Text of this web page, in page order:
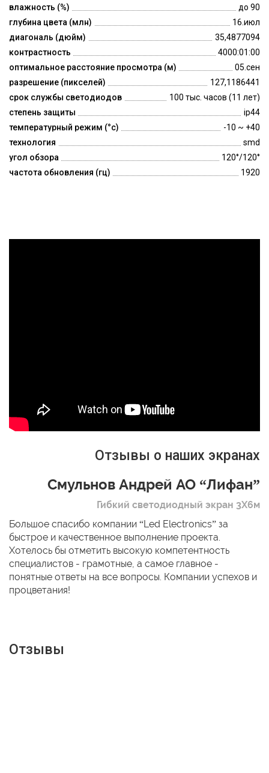
влажность (%)
до 90
глубина цвета (млн)
16.июл
диагональ (дюйм)
35,4877094
контрастность
4000:01:00
оптимальное расстояние просмотра (м)
05.сен
разрешение (пикселей)
127,1186441
срок службы светодиодов
100 тыс. часов (11 лет)
степень защиты
ip44
температурный режим (°c)
-10 ~ +40
технология
smd
угол обзора
120°/120°
частота обновления (гц)
1920
Отзывы о наших экранах
Смульнов Андрей АО “Лифан”
Гибкий светодиодный экран 3Х6м
Большое спасибо компании “Led Electronics” за
быстрое и качественное выполнение проекта.
Хотелось бы отметить высокую компетентность
специалистов - грамотные, а самое главное -
понятные ответы на все вопросы. Компании успехов и
процветания!
Отзывы